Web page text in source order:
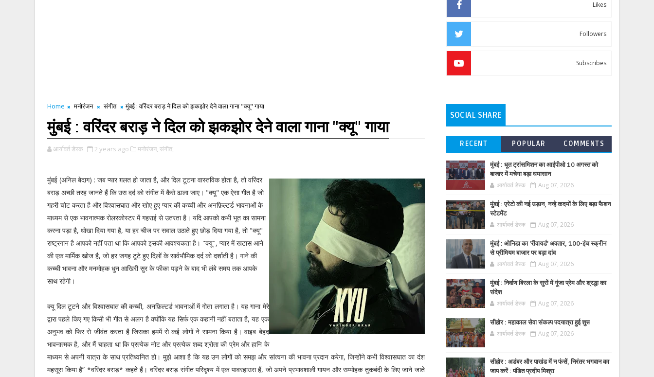
Home मनोरंजन संगीत मुंबई : वरिंदर बराड़ ने दिल को झकझोर देने वाला गाना "क्यू" गाया
मुंबई : वरिंदर बराड़ ने दिल को झकझोर देने वाला गाना "क्यू" गाया
आर्यावर्त डेस्क 2 years ago मनोरंजन, संगीत,
मुंबई (अनिल बेदाग) : जब प्यार ग़लत हो जाता है, और दिल टूटना वास्तविक होता है, तो वरिंदर
बराड़ अच्छी तरह जानते हैं कि उस दर्द को संगीत में कैसे ढाला जाए। "क्यू" एक ऐसा गीत है जो
गहरी चोट करता है और विश्वासघात और खोए हुए प्यार की कच्ची और अनफ़िल्टर्ड भावनाओं के
माध्यम से एक भावनात्मक रोलरकोस्टर में गहराई से उतरता है। यदि आपको कभी भूत का सामना
करना पड़ा है, धोखा दिया गया है, या हर चीज पर सवाल उठाते हुए छोड़ दिया गया है, तो "क्यू"
राष्ट्रगान है आपको नहीं पता था कि आपको इसकी आवश्यकता है। "क्यू", प्यार में खटास आने
की एक मार्मिक खोज है, जो हर जगह टूटे हुए दिलों के सार्वभौमिक दर्द को दर्शाती है। गाने की
कच्ची भावना और मनमोहक धुन आखिरी सुर के फीका पड़ने के बाद भी लंबे समय तक आपके
साथ रहेगी।
क्यू दिल टूटने और विश्वासघात की कच्ची, अनफ़िल्टर्ड भावनाओं में गोता लगाता है। यह गाना मेरे
द्वारा पहले किए गए किसी भी गीत से अलग है क्योंकि यह सिर्फ एक कहानी नहीं बताता है, यह एक
अनुभव को फिर से जीवंत करता है जिसका हममें से कई लोगों ने सामना किया है। वाइब बेहद
भावनात्मक है, और मैं चाहता था कि प्रत्येक नोट और प्रत्येक शब्द श्रोता की प्रेम और हानि के
माध्यम से अपनी यात्रा के साथ प्रतिध्वनित हो। मुझे आशा है कि यह उन लोगों को समझ और सांत्वना की भावना प्रदान करेगा, जिन्होंने कभी विश्वासघात का दंश
महसूस किया है” *वरिंदर बराड़* कहते हैं। वरिंदर बराड़ संगीत परिदृश्य में एक पावरहाउस हैं, जो अपने प्रभावशाली गायन और सम्मोहक तुकबंदी के लिए जाने जाते
Likes
Followers
Subscribes
SOCIAL SHARE
RECENT POPULAR COMMENTS
मुंबई : धूत ट्रांसमिशन का आईपीओ 10 अगस्त को
बाजार में मचेगा बड़ा घमासान
आर्यावर्त डेस्क Aug 07, 2026
मुंबई : एरेटो की नई उड़ान, नन्हे कदमों के लिए बड़ा फैशन
स्टेटमेंट
आर्यावर्त डेस्क Aug 07, 2026
मुंबई : ओनिडा का 'रीवायर्ड’ अवतार, 100-इंच स्क्रीन
से प्रीमियम बाजार पर बड़ा दांव
आर्यावर्त डेस्क Aug 07, 2026
मुंबई : निर्वाण बिरला के सुरों में गूंजा प्रेम और श्रद्धा का
संदेश
आर्यावर्त डेस्क Aug 07, 2026
सीहोर : महाकाल सेवा संकल्प पदयात्रा हुई शुरू
आर्यावर्त डेस्क Aug 07, 2026
सीहोर : अडंबर और पाखंड में न फंसें, निरंतर भगवान का
जाप करें : पंडित प्रदीप मिश्रा